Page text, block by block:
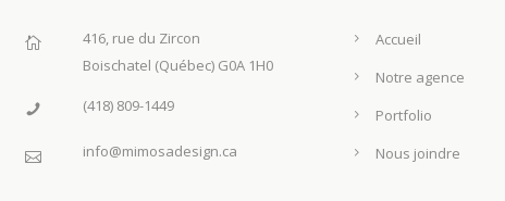
416, rue du Zircon
Boischatel (Québec) G0A 1H0
(418) 809-1449
info@mimosadesign.ca
Accueil
Notre agence
Portfolio
Nous joindre